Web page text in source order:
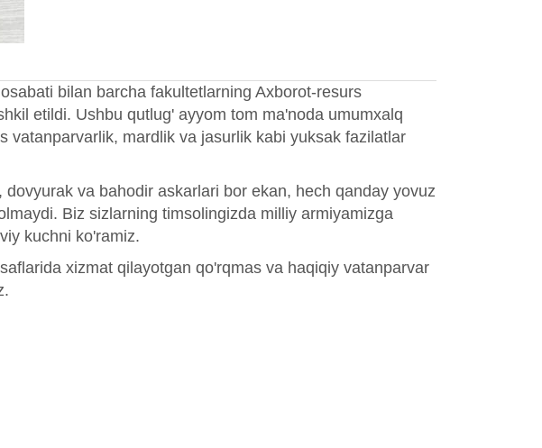
bilan barcha fakultetlarning Axborot-resurs
etildi. Ushbu qutlug' ayyom tom ma'noda umumxalq
vatanparvarlik, mardlik va jasurlik kabi yuksak fazilatlar
va bahodir askarlari bor ekan, hech qanday yovuz
Biz sizlarning timsolingizda milliy armiyamizga
kuchni ko'ramiz.
xizmat qilayotgan qo'rqmas va haqiqiy vatanparvar